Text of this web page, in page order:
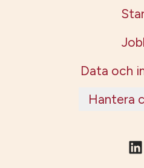
Data och
Hantera